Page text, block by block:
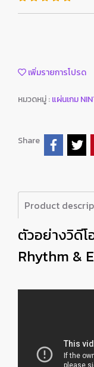
เพิ่มรายการโปรด
หมวดหมู่ :แผ่นเกม
Share
Product
ตัวอย่างวิดีโ
Rhythm &